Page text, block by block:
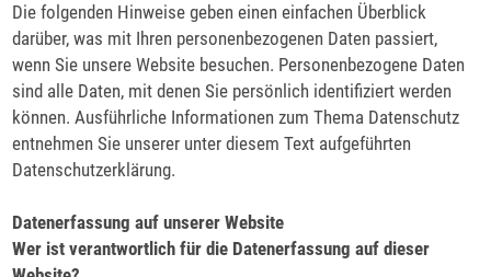
Die folgenden Hinweise geben einen einfachen Überblick
darüber, was mit Ihren personenbezogenen Daten passiert,
wenn Sie unsere Website besuchen. Personenbezogene Daten
sind alle Daten, mit denen Sie persönlich identifiziert werden
können. Ausführliche Informationen zum Thema Datenschutz
entnehmen Sie unserer unter diesem Text aufgeführten
Datenschutzerklärung.
Datenerfassung auf unserer Website
Wer ist verantwortlich für die Datenerfassung auf dieser